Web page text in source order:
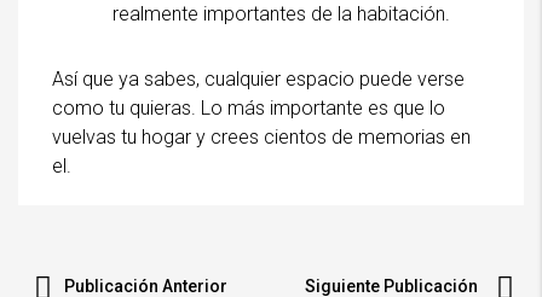
realmente importantes de la habitación.
Así que ya sabes, cualquier espacio puede verse
como tu quieras. Lo más importante es que lo
vuelvas tu hogar y crees cientos de memorias en
el.
Publicación Anterior Siguiente Publicación